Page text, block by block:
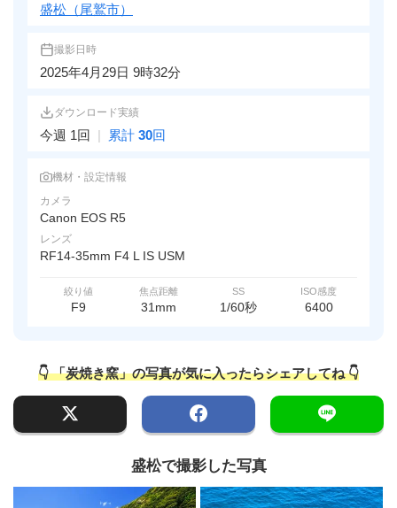
盛松（尾鷲市）
撮影日時
2025年4月29日 9時32分
ダウンロード実績
今週 1回 | 累計 30回
機材・設定情報
カメラ
Canon EOS R5
レンズ
RF14-35mm F4 L IS USM
絞り値
F9
焦点距離
31mm
SS
1/60秒
ISO感度
6400
👇 「炭焼き窯」の写真が気に入ったらシェアしてね 👇
盛松で撮影した写真